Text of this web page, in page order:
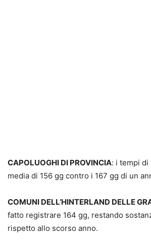
CAPOLUOGHI DI PROVINCIA: i tempi di
media di 156 gg contro i 167 gg di un
COMUNI DELL’HINTERLAND DELLE
fatto registrare 164 gg, restando
rispetto allo scorso anno.